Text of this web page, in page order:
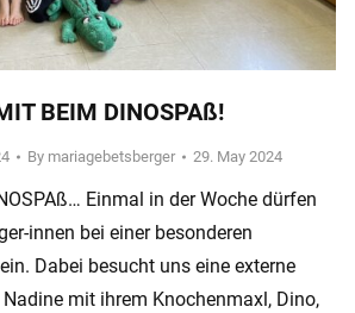
BEIM DINOSPAß!
By mariagebetsberger 29. May 2024
Einmal in der Woche dürfen
innen bei einer besonderen
Dabei besucht uns eine externe
mit ihrem Knochenmaxl, Dino,